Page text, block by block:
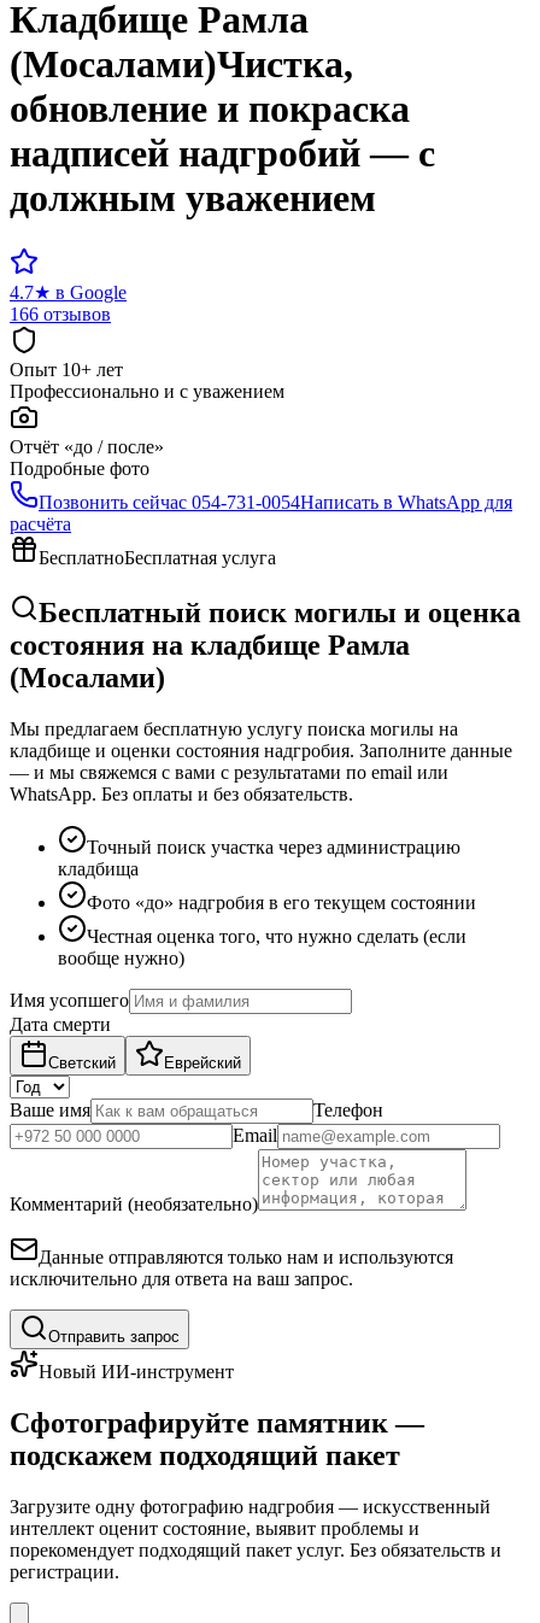
Кладбище Рамла
(Мосалами)Чистка,
обновление и покраска
надписей надгробий — с
должным уважением
4.7★ в Google
166 отзывов
Опыт 10+ лет
Профессионально и с уважением
Отчёт «до / после»
Подробные фото
Позвонить сейчас 054-731-0054Написать в WhatsApp для
расчёта
БесплатноБесплатная услуга
Бесплатный поиск могилы и оценка
состояния на кладбище Рамла
(Мосалами)
Мы предлагаем бесплатную услугу поиска могилы на
кладбище и оценки состояния надгробия. Заполните данные
— и мы свяжемся с вами с результатами по email или
WhatsApp. Без оплаты и без обязательств.
Точный поиск участка через администрацию
кладбища
Фото «до» надгробия в его текущем состоянии
Честная оценка того, что нужно сделать (если
вообще нужно)
Имя усопшего
Дата смерти
Светский Еврейский
Ваше имя
Телефон
Email
Комментарий (необязательно)
Данные отправляются только нам и используются
исключительно для ответа на ваш запрос.
Отправить запрос
Новый ИИ-инструмент
Сфотографируйте памятник —
подскажем подходящий пакет
Загрузите одну фотографию надгробия — искусственный
интеллект оценит состояние, выявит проблемы и
порекомендует подходящий пакет услуг. Без обязательств и
регистрации.